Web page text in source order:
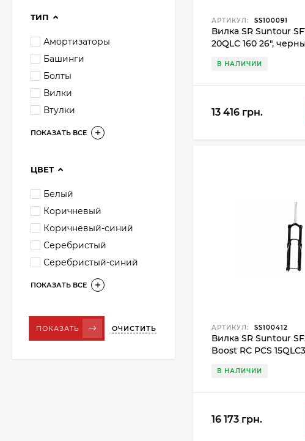
АРТИКУЛ: SS100091
Вилка SR Suntour
20QLC 160 26",
В НАЛИЧИИ
13 416 грн.
АРТИКУЛ: SS100412
Вилка SR Suntour
Boost RC PCS
В НАЛИЧИИ
16 173 грн.
ТИП
Амортизаторы
Башинги
Болты
Вилки
Втулки
ПОКАЗАТЬ ВСЕ
ЦВЕТ
Белый
Коричневый
Коричневый-синий
Серебристый
Серебристый-синий
ПОКАЗАТЬ ВСЕ
ПОКАЗАТЬ ОЧИСТИТЬ